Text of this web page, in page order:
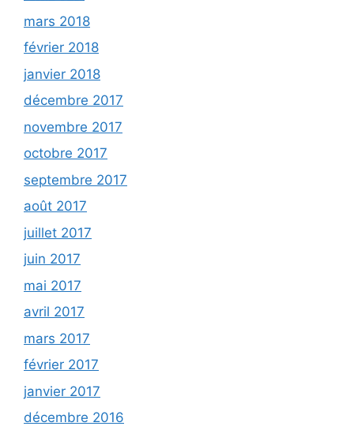
mars 2018
février 2018
janvier 2018
décembre 2017
novembre 2017
octobre 2017
septembre 2017
août 2017
juillet 2017
juin 2017
mai 2017
avril 2017
mars 2017
février 2017
janvier 2017
décembre 2016